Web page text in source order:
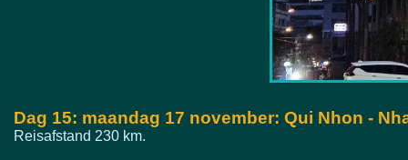
Dag 15: maandag 17 november: Qui Nhon -
Reisafstand 230 km.